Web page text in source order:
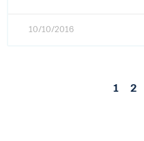
10/10/2016
1 2